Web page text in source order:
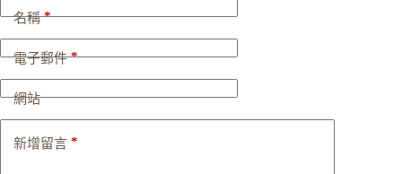
名稱*
電子郵件*
網站
新增留言 *